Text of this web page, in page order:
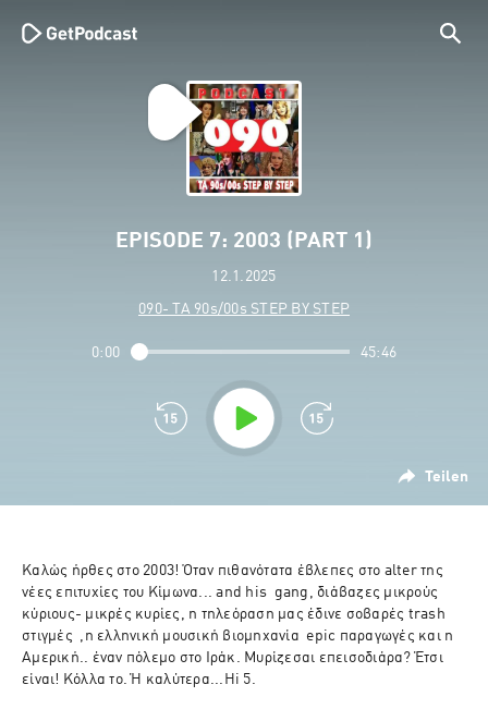
EPISODE 7: 2003 (PART 1)
12.1.2025
090- TA 90s/00s STEP BY STEP
Teilen
0:00 45:46
Καλώς ήρθες στο 2003! Όταν πιθανότατα έβλεπες στο alter της
νέες επιτυχίες του Κίμωνα... and his  gang, διάβαζες μικρούς
κύριους- μικρές κυρίες, η τηλεόραση μας έδινε σοβαρές trash
στιγμές  ,η ελληνική μουσική βιομηχανία  epic παραγωγές και η
Αμερική.. έναν πόλεμο στο Iράκ. Μυρίζεσαι επεισοδιάρα? Έτσι
είναι! Κόλλα το. Ή καλύτερα...Ηi 5.